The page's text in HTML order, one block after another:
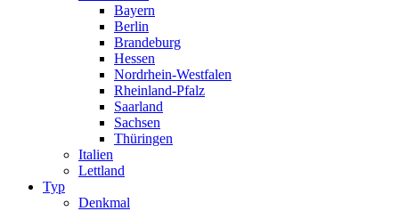
Bayern
Berlin
Brandeburg
Hessen
Nordrhein-Westfalen
Rheinland-Pfalz
Saarland
Sachsen
Thüringen
Italien
Lettland
Typ
Denkmal